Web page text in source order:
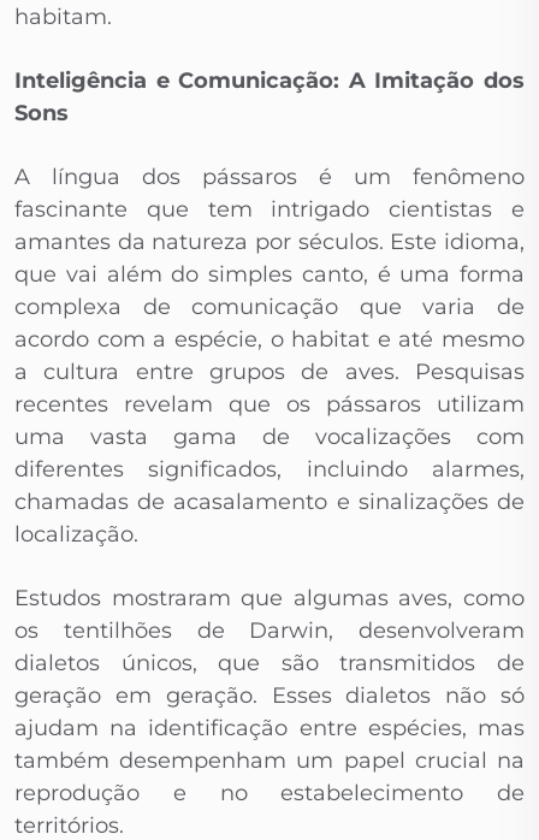
habitam.
Inteligência e Comunicação: A Imitação dos
Sons
A língua dos pássaros é um fenômeno
fascinante que tem intrigado cientistas e
amantes da natureza por séculos. Este idioma,
que vai além do simples canto, é uma forma
complexa de comunicação que varia de
acordo com a espécie, o habitat e até mesmo
a cultura entre grupos de aves. Pesquisas
recentes revelam que os pássaros utilizam
uma vasta gama de vocalizações com
diferentes significados, incluindo alarmes,
chamadas de acasalamento e sinalizações de
localização.
Estudos mostraram que algumas aves, como
os tentilhões de Darwin, desenvolveram
dialetos únicos, que são transmitidos de
geração em geração. Esses dialetos não só
ajudam na identificação entre espécies, mas
também desempenham um papel crucial na
reprodução e no estabelecimento de
territórios.